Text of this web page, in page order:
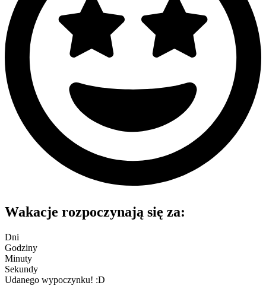
Wakacje rozpoczynają się za:
Dni
Godziny
Minuty
Sekundy
Udanego wypoczynku! :D